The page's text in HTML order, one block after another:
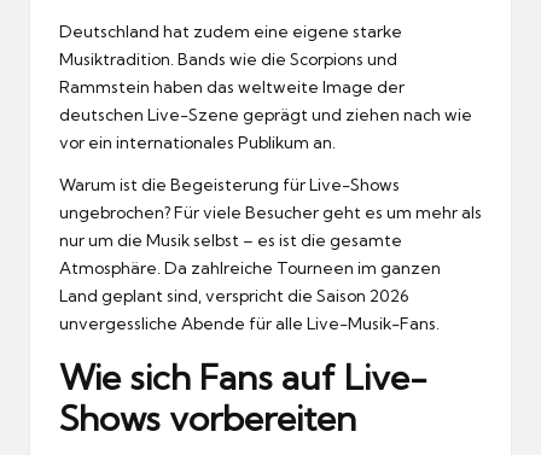
Deutschland hat zudem eine eigene starke
Musiktradition. Bands wie die Scorpions und
Rammstein haben das weltweite Image der
deutschen Live-Szene geprägt und ziehen nach wie
vor ein internationales Publikum an.
Warum ist die Begeisterung für Live-Shows
ungebrochen? Für viele Besucher geht es um mehr als
nur um die Musik selbst – es ist die gesamte
Atmosphäre. Da zahlreiche Tourneen im ganzen
Land geplant sind, verspricht die Saison 2026
unvergessliche Abende für alle Live-Musik-Fans.
Wie sich Fans auf Live-
Shows vorbereiten